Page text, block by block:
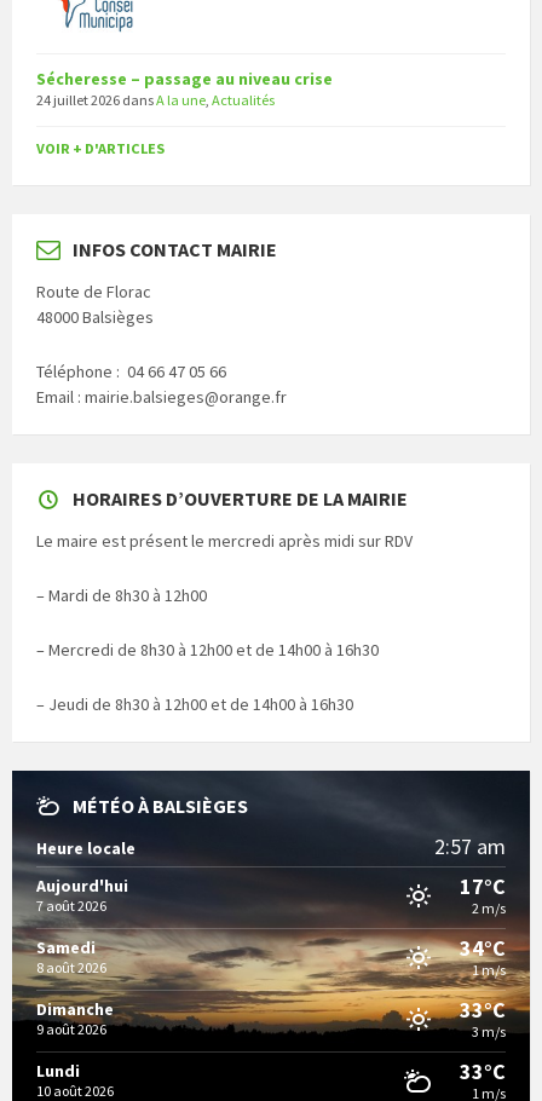
Sécheresse – passage au niveau crise
24 juillet 2026 dansA la une Actualités
VOIR + D'ARTICLES
INFOS CONTACT MAIRIE
Route de Florac
48000 Balsièges
Téléphone : 04 66 47 05 66
Email : mairie.balsieges@orange.fr
HORAIRES D’OUVERTURE DE LA MAIRIE
Le maire est présent le mercredi après midi sur RDV
– Mardi de 8h30 à 12h00
– Mercredi de 8h30 à 12h00 et de 14h00 à 16h30
– Jeudi de 8h30 à 12h00 et de 14h00 à 16h30
MÉTÉO À BALSIÈGES
Heure locale 2:57 am
Aujourd'hui
7 août 2026
17°C
2 m/s
Samedi
8 août 2026
34°C
1 m/s
Dimanche
9 août 2026
33°C
3 m/s
Lundi
10 août 2026
33°C
1 m/s